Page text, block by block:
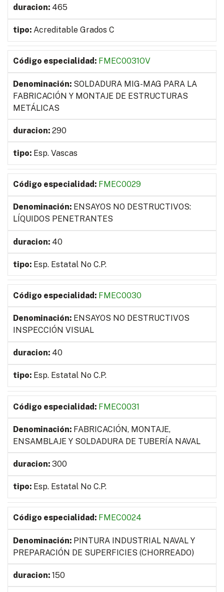
465
Acreditable Grados C
FMEC0031OV
SOLDADURA MIG-MAG PARA LA
FABRICACIÓN Y MONTAJE DE ESTRUCTURAS
METÁLICAS
290
Esp. Vascas
FMEC0029
ENSAYOS NO DESTRUCTIVOS:
LÍQUIDOS PENETRANTES
40
Esp. Estatal No C.P.
FMEC0030
ENSAYOS NO DESTRUCTIVOS
INSPECCIÓN VISUAL
40
Esp. Estatal No C.P.
FMEC0031
FABRICACIÓN, MONTAJE,
ENSAMBLAJE Y SOLDADURA DE TUBERÍA NAVAL
300
Esp. Estatal No C.P.
FMEC0024
PINTURA INDUSTRIAL NAVAL Y
PREPARACIÓN DE SUPERFICIES (CHORREADO)
150